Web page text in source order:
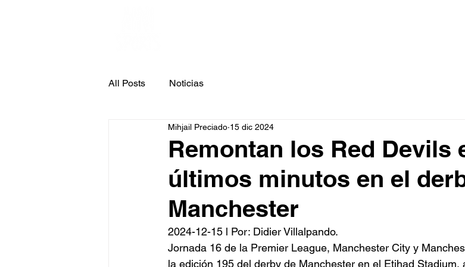
All Posts Noticias
Remontan los Red Devils
últimos minutos en el
Manchester
Mihjail Preciado 15 dic 2024
2024-12-15 l Por: Didier Villalpando.
Jornada 16 de la Premier League, Manchester City y
la edición 195 del derby de Manchester en el Etihad Stadium,